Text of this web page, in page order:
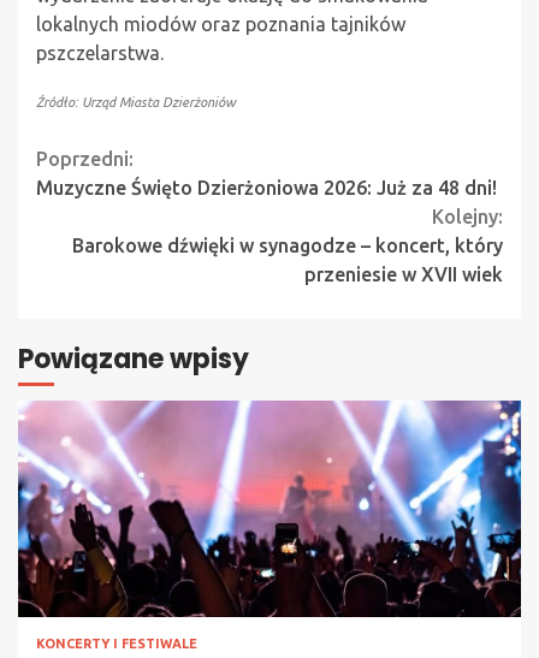
lokalnych miodów oraz poznania tajników
pszczelarstwa.
Źródło: Urząd Miasta Dzierżoniów
Continue
Reading
Poprzedni:
Muzyczne Święto Dzierżoniowa 2026: Już za 48 dni!
Kolejny:
Barokowe dźwięki w synagodze – koncert, który
przeniesie w XVII wiek
Powiązane wpisy
KONCERTY I FESTIWALE